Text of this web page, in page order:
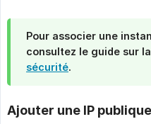
Pour associer une
consultez le guide sur la
sécurité.
Ajouter une IP publique